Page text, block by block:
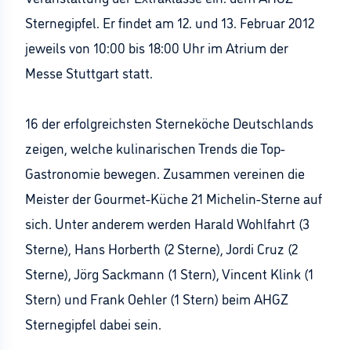
Sternegipfel. Er findet am 12. und 13. Februar 2012
jeweils von 10:00 bis 18:00 Uhr im Atrium der
Messe Stuttgart statt.
16 der erfolgreichsten Sterneköche Deutschlands
zeigen, welche kulinarischen Trends die Top-
Gastronomie bewegen. Zusammen vereinen die
Meister der Gourmet-Küche 21 Michelin-Sterne auf
sich. Unter anderem werden Harald Wohlfahrt (3
Sterne), Hans Horberth (2 Sterne), Jordi Cruz (2
Sterne), Jörg Sackmann (1 Stern), Vincent Klink (1
Stern) und Frank Oehler (1 Stern) beim AHGZ
Sternegipfel dabei sein.